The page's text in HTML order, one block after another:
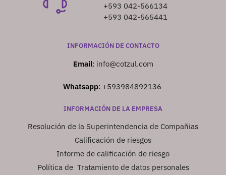
+593 042-566134
+593 042-565441
INFORMACIÓN DE CONTACTO
Email: info@cotzul.com
Whatsapp: +593984892136
INFORMACIÓN DE LA EMPRESA
Resolución de la Superintendencia de Compañias
Calificación de riesgos
Informe de calificación de riesgo
Política de Tratamiento de datos personales